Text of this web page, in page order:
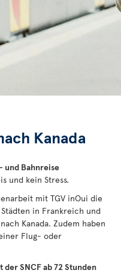
Kanada
und Bahnreise
und kein Stress.
mit TGV inOui die
in Frankreich und
Kanada. Zudem haben
Flug- oder
SNCF ab 72 Stunden